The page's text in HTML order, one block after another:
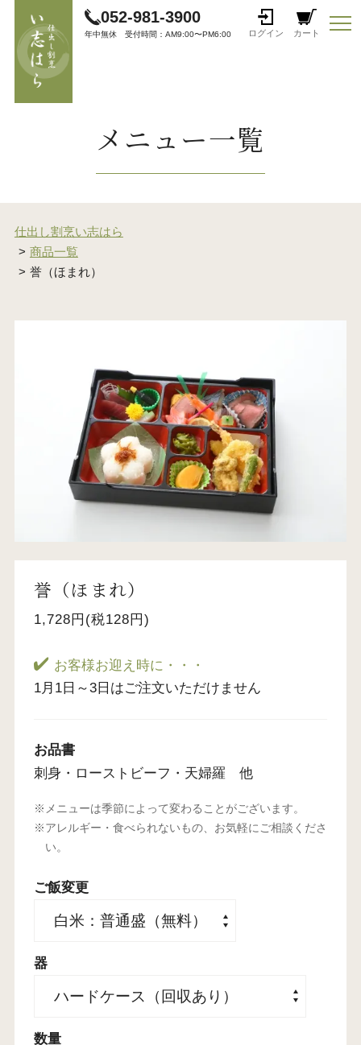
052-981-3900
年中無休 受付時間：AM9:00〜PM6:00 ログイン カート
メニュー一覧
仕出し割烹い志はら
商品一覧
誉（ほまれ）
誉（ほまれ）
1,728円(税128円)
お客様お迎え時に・・・
1月1日～3日はご注文いただけません
お品書
刺身・ローストビーフ・天婦羅 他
メニューは季節によって変わることがございます。
アレルギー・食べられないもの、お気軽にご相談くださ
い。
ご飯変更
器
数量